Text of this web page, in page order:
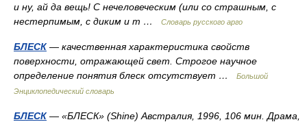
и ну, ай да вещь! С нечеловеческим (или со страшным, с
нестерпимым, с диким и т …
Словарь русского арго
БЛЕСК— качественная характеристика свойств
поверхности, отражающей свет. Строгое научное
определение понятия блеск отсутствует …
Большой
Энциклопедический словарь
БЛЕСК— «БЛЕСК» (Shine) Австралия, 1996, 106 мин. Драма,